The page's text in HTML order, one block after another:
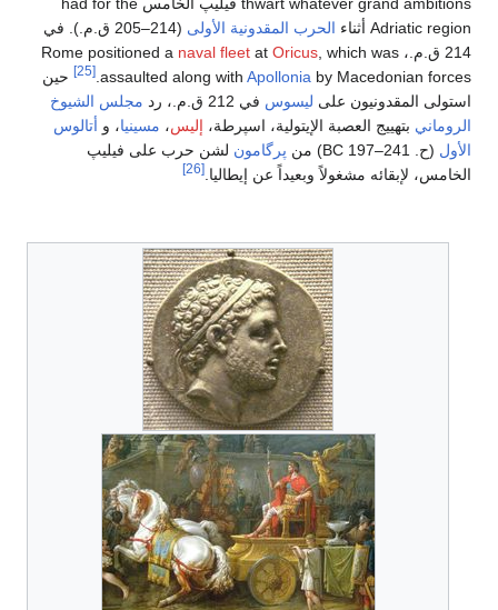
Adriatic region أثناء
الحرب المقدونية الأولى
(214–205 ق.م.). في
214 ق.م.، Rome positioned a
naval fleet at Oricus , which was
assaulted along with Apollonia by Macedonian forces.
[25]
حين
استولى المقدونيون على ليسوس في 212 ق.م.، رد
مجلس الشيوخ
الروماني بتهييج العصبة الإيتولية، اسپرطة، إليس، مسينيا، و أتالوس
الأول (ح ) من پرگامون لشن حرب على فيليپ
الخامس، لإبقائه مشغولاً وبعيداً عن إيطاليا. [26]